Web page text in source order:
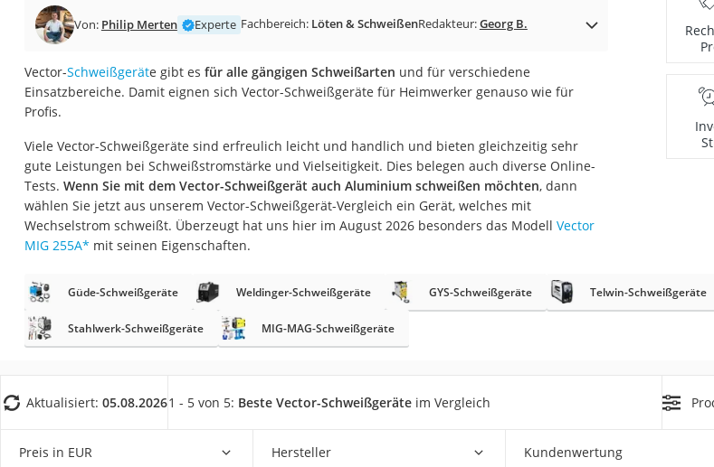
Akku-Rasentrimmer
Split-Klimaanlage 2 Innengeräte
Pelletofen
Tiefbrunnenpumpe
Fliesenschneider
Hochdruckreiniger
Überwachungskamera
Benzinrasenmäher mit Elektrostart
Akku-Laubsauger
Multimeter
Gasdurchlauferhitzer
Von: Philip Merten Experte Fachbereich: Löten & SchweißenRedakteur:Georg B.
Vector-Schweißgeräte gibt es für alle gängigen Schweißarten und für verschiedene
Einsatzbereiche. Damit eignen sich Vector-Schweißgeräte für Heimwerker genauso wie für
Profis.
Viele Vector-Schweißgeräte sind erfreulich leicht und handlich und bieten gleichzeitig sehr
gute Leistungen bei Schweißstromstärke und Vielseitigkeit. Dies belegen auch diverse Online-
Tests. Wenn Sie mit dem Vector-Schweißgerät auch Aluminium schweißen möchten, dann
wählen Sie jetzt aus unserem Vector-Schweißgerät-Vergleich ein Gerät, welches mit
Wechselstrom schweißt. Überzeugt hat uns hier im August 2026 besonders das Modell Vector
MIG 255A* mit seinen Eigenschaften.
Güde-Schweißgeräte Weldinger-Schweißgeräte GYS-Schweißgeräte Telwin-Schweißgeräte
Stahlwerk-Schweißgeräte MIG-MAG-Schweißgeräte
Aktualisiert: 05.08.20261 - 5 von 5: Beste Vector-Schweißgeräte im Vergleich
Preis in EUR Hersteller Kundenwertung